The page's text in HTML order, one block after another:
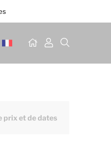
prix et de dates